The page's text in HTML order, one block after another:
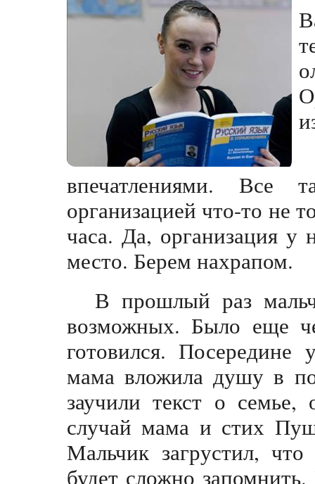
впечатлениями.
организацией что-то не
часа. Да, организация у
место. Берем нахрапом.
В прошлый раз
возможных. Было еще
готовился. Посередине
мама вложила душу в
заучили текст о
случай мама и стих
Мальчик загрустил,
будет сложно